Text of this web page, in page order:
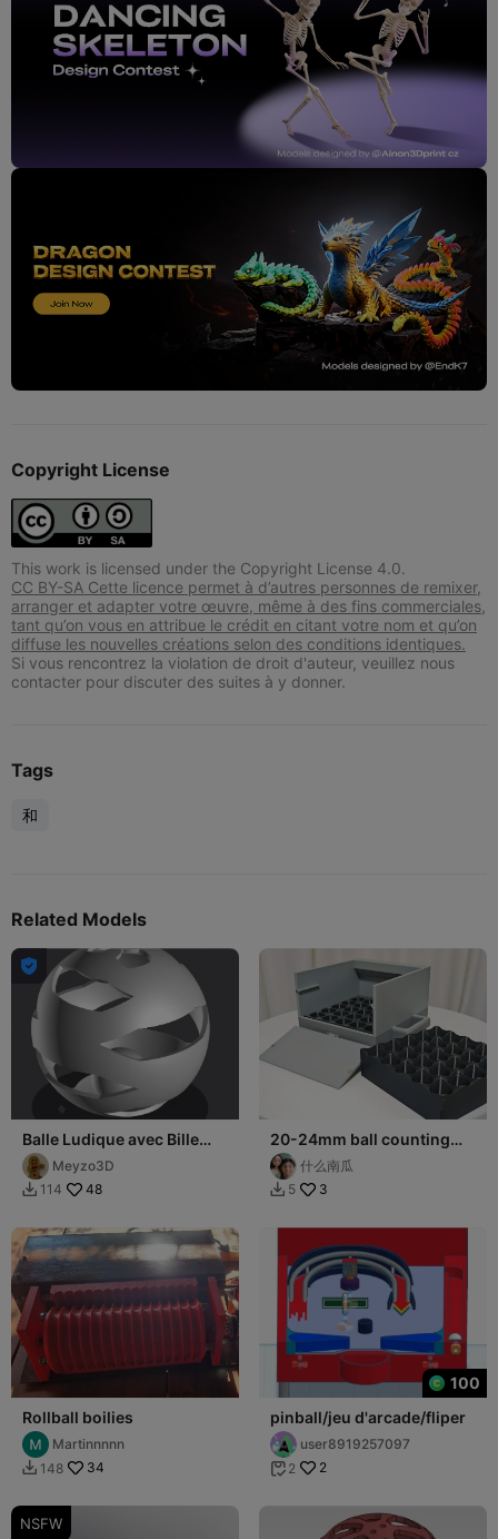
Copyright License
This work is licensed under the Copyright License 4.0.
CC BY-SA Cette licence permet à d’autres personnes de remixer,
arranger et adapter votre œuvre, même à des fins commerciales,
tant qu’on vous en attribue le crédit en citant votre nom et qu’on
diffuse les nouvelles créations selon des conditions identiques.
Si vous rencontrez la violation de droit d'auteur, veuillez nous
contacter pour discuter des suites à y donner.
Tags
和
Related Models

Balle Ludique avec Bille
Intégrée pour Chat
Meyzo3D
 114 48
20-24mm ball counting
device什么南瓜
 5 3
Rollball boilies
Martinnnnn
 148 34
100
pinball/jeu d'arcade/fliper
user8919257097
 2 2
NSFW